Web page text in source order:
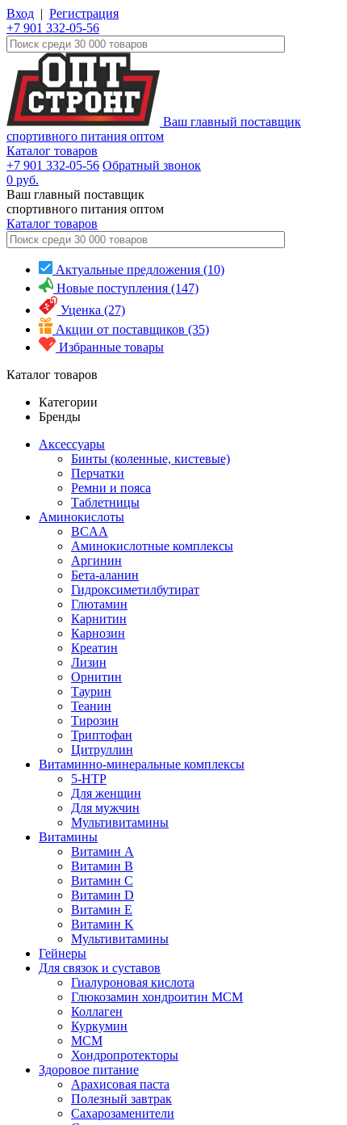
Вход | Регистрация
+7 901 332-05-56
Ваш главный поставщик
спортивного питания оптом
Каталог товаров
+7 901 332-05-56 Обратный звонок
0 руб.
Ваш главный поставщик
спортивного питания оптом
Каталог товаров
Актуальные предложения (10)
Новые поступления (147)
Уценка (27)
Акции от поставщиков (35)
Избранные товары
Каталог товаров
Категории
Бренды
Аксессуары
Бинты (коленные, кистевые)
Перчатки
Ремни и пояса
Таблетницы
Аминокислоты
BCAA
Аминокислотные комплексы
Аргинин
Бета-аланин
Гидроксиметилбутират
Глютамин
Карнитин
Карнозин
Креатин
Лизин
Орнитин
Таурин
Теанин
Тирозин
Триптофан
Цитруллин
Витаминно-минеральные комплексы
5-HTP
Для женщин
Для мужчин
Мультивитамины
Витамины
Витамин A
Витамин B
Витамин C
Витамин D
Витамин E
Витамин K
Мультивитамины
Гейнеры
Для связок и суставов
Гиалуроновая кислота
Глюкозамин хондроитин МСМ
Коллаген
Куркумин
МСМ
Хондропротекторы
Здоровое питание
Арахисовая паста
Полезный завтрак
Сахарозаменители